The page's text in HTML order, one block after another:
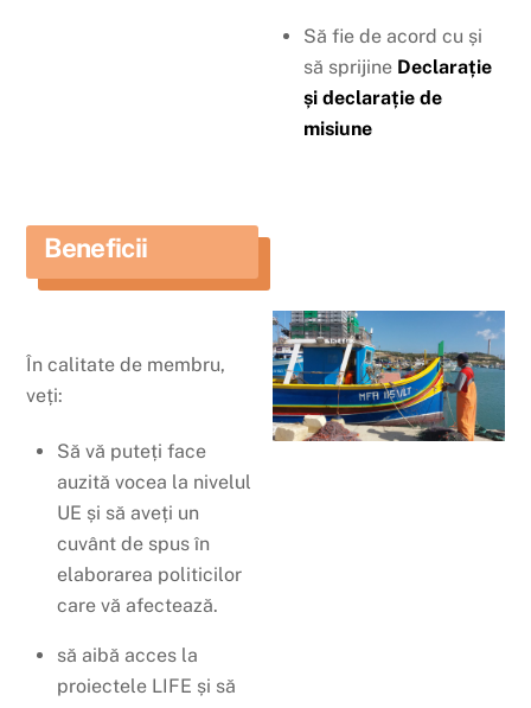
Să fie de acord cu și
să sprijine Declarație
și declarație de
misiune
Beneficii
În calitate de membru,
veți:
Să vă puteți face
auzită vocea la nivelul
UE și să aveți un
cuvânt de spus în
elaborarea politicilor
care vă afectează.
să aibă acces la
proiectele LIFE și să